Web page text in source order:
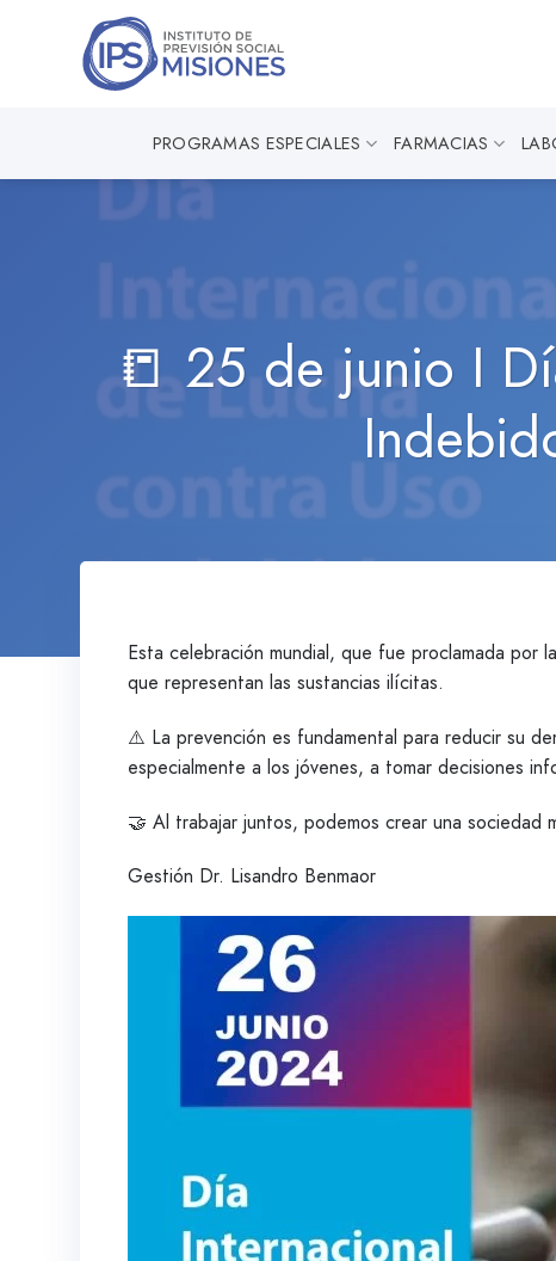
PROGRAMAS ESPECIALES FARMACIAS
📒 25 de junio I
Esta celebración mundial, que fue proclamada por
que representan las sustancias ilícitas.
⚠️ La prevención es fundamental para reducir su
especialmente a los jóvenes, a tomar decisiones
🤝 Al trabajar juntos, podemos crear una sociedad
Gestión Dr. Lisandro Benmaor